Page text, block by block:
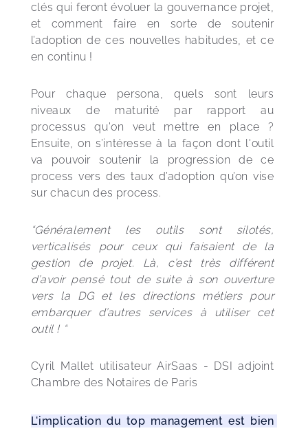
clés qui feront évoluer la gouvernance projet,
et comment faire en sorte de soutenir
l’adoption de ces nouvelles habitudes, et ce
en continu !
Pour chaque persona, quels sont leurs
niveaux de maturité par rapport au
processus qu'on veut mettre en place ?
Ensuite, on s’intéresse à la façon dont l'outil
va pouvoir soutenir la progression de ce
process vers des taux d’adoption qu’on vise
sur chacun des process.
“Généralement les outils sont silotés,
verticalisés pour ceux qui faisaient de la
gestion de projet. Là, c’est très différent
d’avoir pensé tout de suite à son ouverture
vers la DG et les directions métiers pour
embarquer d’autres services à utiliser cet
outil ! “
Cyril Mallet utilisateur AirSaas - DSI adjoint
Chambre des Notaires de Paris
L'implication du top management est bien